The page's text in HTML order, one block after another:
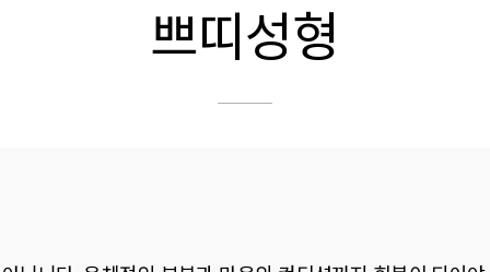
쁘띠성형